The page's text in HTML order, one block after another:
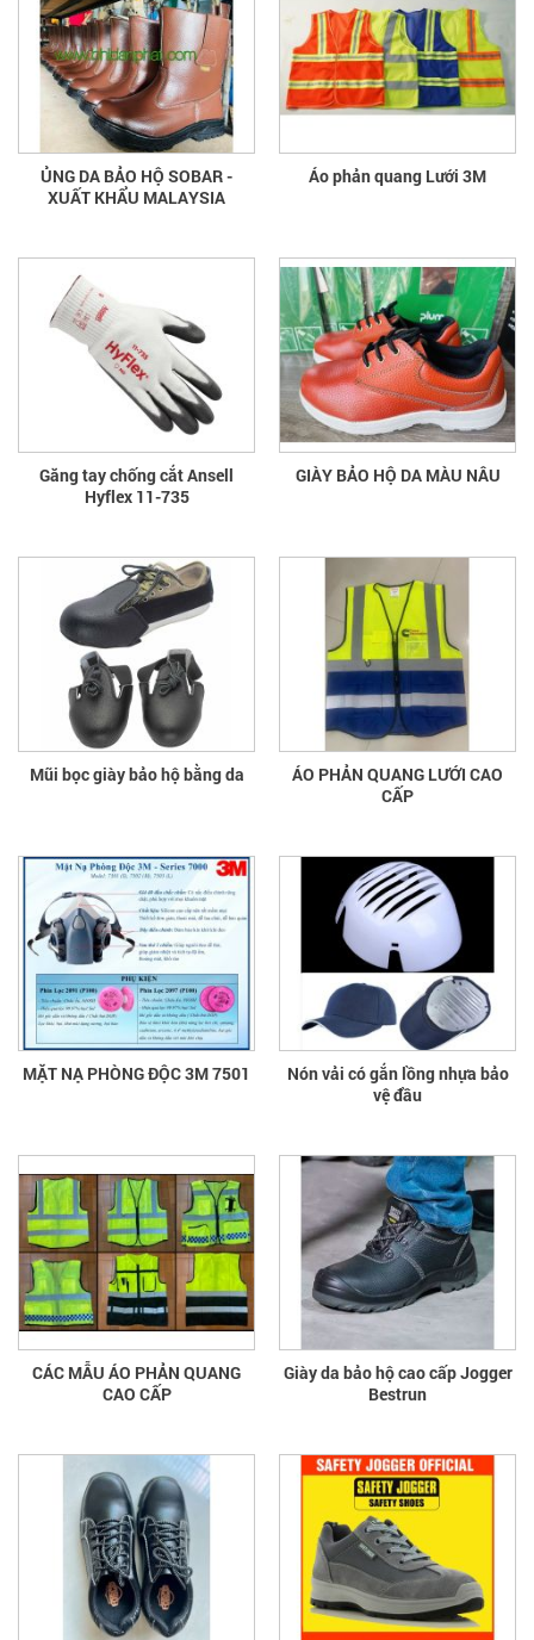
ỦNG DA BẢO HỘ SOBAR -
XUẤT KHẨU MALAYSIA
Áo phản quang Lưới 3M
Găng tay chống cắt Ansell
Hyflex 11-735
GIÀY BẢO HỘ DA MÀU NÂU
Mũi bọc giày bảo hộ bằng da
ÁO PHẢN QUANG LƯỚI CAO
CẤP
MẶT NẠ PHÒNG ĐỘC 3M 7501
Nón vải có gắn lồng nhựa bảo
vệ đầu
CÁC MẪU ÁO PHẢN QUANG
CAO CẤP
Giày da bảo hộ cao cấp Jogger
Bestrun